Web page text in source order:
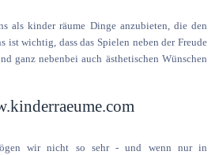
als kinder räume Dinge anzubieten, die den
ist wichtig, dass das Spielen neben der Freude
ganz nebenbei auch ästhetischen Wünschen
wir nicht so sehr - und wenn nur in